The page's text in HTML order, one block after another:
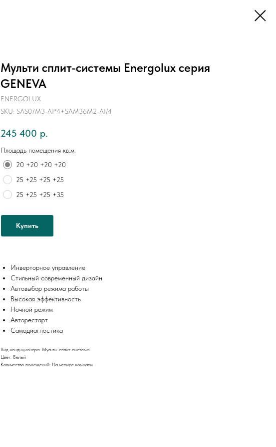
Мульти сплит-системы Energolux серия
GENEVA
ENERGOLUX
SKU: SAS07M3-AI*4+SAM36M2-AI/4
245 400 р.
Площадь помещения кв.м.
20 +20 +20 +20
25 +25 +25 +25
25 +25 +25 +35
Купить
Инверторное управление
Стильный современный дизайн
Автовыбор режима работы
Высокая эффективность
Ночной режим
Авторестарт
Самодиагностика
Вид кондиционера: Мульти-сплит система
Цвет: Белый
Количество помещений: На четыре комнаты